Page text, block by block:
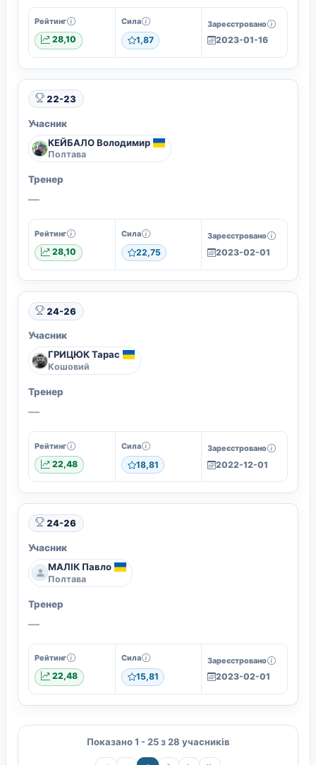
Рейтинг
28,10
Сила
1,87
Зареєстровано
2023-01-16
22-23
Учасник
КЕЙБАЛО Володимир
Полтава
Тренер
—
Рейтинг
28,10
Сила
22,75
Зареєстровано
2023-02-01
24-26
Учасник
ГРИЦЮК Тарас
Кошовий
Тренер
—
Рейтинг
22,48
Сила
18,81
Зареєстровано
2022-12-01
24-26
Учасник
МАЛІК Павло
Полтава
Тренер
—
Рейтинг
22,48
Сила
15,81
Зареєстровано
2023-02-01
Показано 1 - 25 з 28 учасників